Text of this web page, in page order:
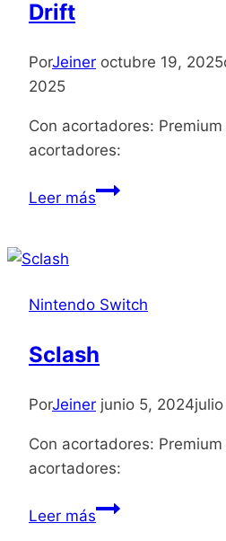
Drift
PorJeiner octubre 19, 2025
2025
Con acortadores: Premium
acortadores:
Leer másGarfield
Can
Nintendo Switch
Sclash
PorJeiner junio 5, 2024
Con acortadores: Premium
acortadores:
Leer másSclash